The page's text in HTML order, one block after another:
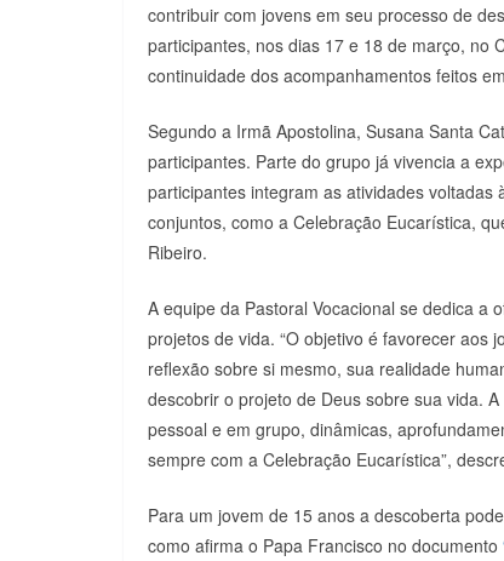
contribuir com jovens em seu processo de
participantes, nos dias 17 e 18 de março, no
continuidade dos acompanhamentos feitos
Segundo a Irmã Apostolina, Susana Santa
participantes. Parte do grupo já vivencia a
participantes integram as atividades
conjuntos, como a Celebração Eucarística,
Ribeiro.
A equipe da Pastoral Vocacional se dedica a
projetos de vida. “O objetivo é favorecer aos
reflexão sobre si mesmo, sua realidade
descobrir o projeto de Deus sobre sua vida.
pessoal e em grupo, dinâmicas,
sempre com a Celebração Eucarística”,
Para um jovem de 15 anos a descoberta
como afirma o Papa Francisco no documento